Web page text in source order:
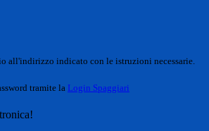
all'indirizzo indicato con le istruzioni necessarie.
tramite la Login Spaggiari